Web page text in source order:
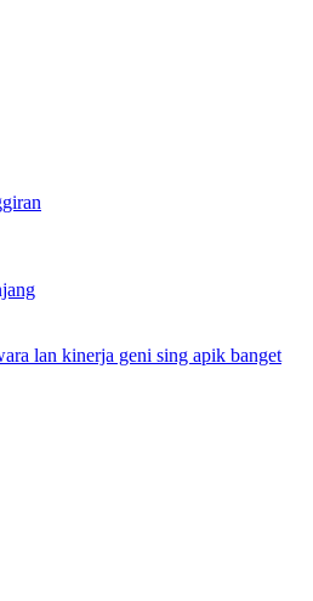
lan kinerja geni sing apik banget